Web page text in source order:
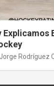
Explicamos
Jorge Rodríguez